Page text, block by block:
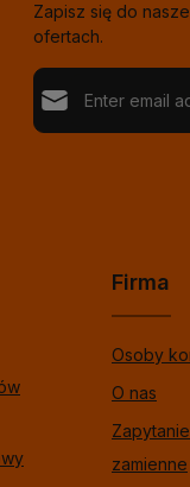
Zapisz się do
ofertach.
Adres e-mail*
Firma
Osoby
O nas
zamienne